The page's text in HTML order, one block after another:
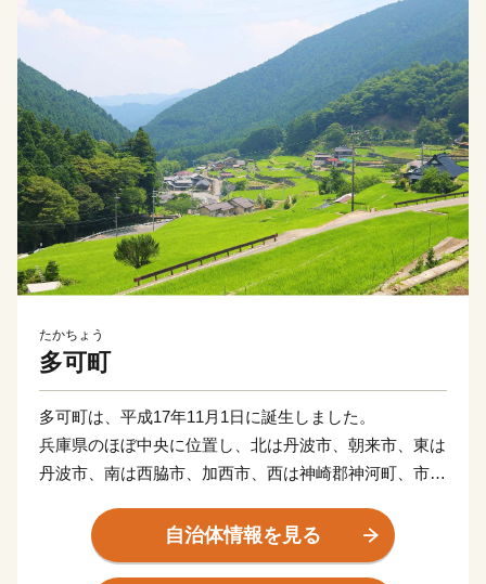
たかちょう
多可町
多可町は、平成17年11月1日に誕生しました。
兵庫県のほぼ中央に位置し、北は丹波市、朝来市、東は
丹波市、南は西脇市、加西市、西は神崎郡神河町、市川
東西13km、南北27km、総面積185.19km2を有し、直線
距離で神戸まで約45km、大阪まで約70kmの距離にあり
自治体情報を見る